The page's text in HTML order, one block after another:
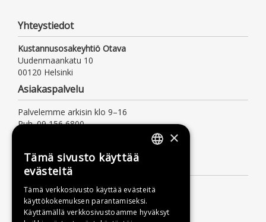
Yhteystiedot
Kustannusosakeyhtiö Otava
Uudenmaankatu 10
00120 Helsinki
Asiakaspalvelu
Palvelemme arkisin klo 9–16
Puh. 09 156 6800
Lisätietoa
Toimitusehdot
Käyttöohjeet
×
Tämä sivusto käyttää
evästeitä
Tämä verkkosivusto käyttää evästeitä
käyttökokemuksen parantamiseksi.
Käyttämällä verkkosivustoamme hyväksyt